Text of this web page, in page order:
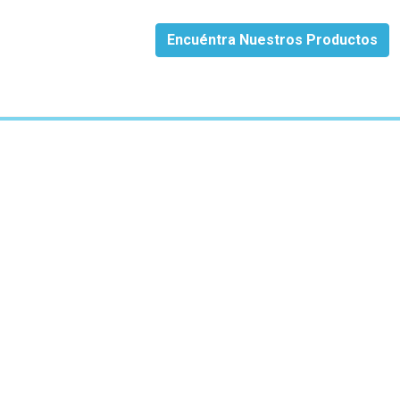
Encuéntra Nuestros Productos